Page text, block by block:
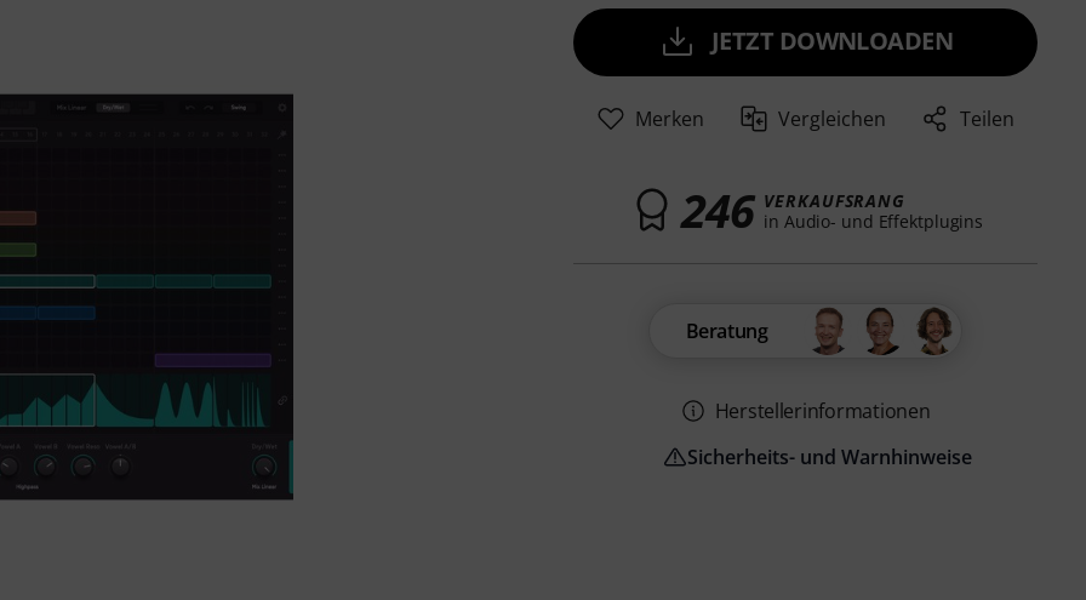
JETZT DOWNLOADEN
Merken Vergleichen Teilen
246 VERKAUFSRANG
in Audio- und Effektplugins
Beratung
Herstellerinformationen
Sicherheits- und Warnhinweise